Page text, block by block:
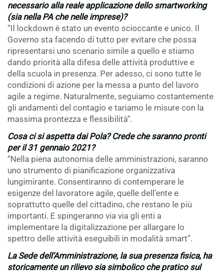
necessario alla reale applicazione dello smartworking
(sia nella PA che nelle imprese)?
“Il lockdown è stato un evento scioccante e unico. Il
Governo sta facendo di tutto per evitare che possa
ripresentarsi uno scenario simile a quello e stiamo
dando priorità alla difesa delle attività produttive e
della scuola in presenza. Per adesso, ci sono tutte le
condizioni di azione per la messa a punto del lavoro
agile a regime. Naturalmente, seguiamo costantemente
gli andamenti del contagio e tariamo le misure con la
massima prontezza e flessibilità”.
Cosa ci si aspetta dai Pola? Crede che saranno pronti
per il 31 gennaio 2021?
“Nella piena autonomia delle amministrazioni, saranno
uno strumento di pianificazione organizzativa
lungimirante. Consentiranno di contemperare le
esigenze del lavoratore agile, quelle dell’ente e
soprattutto quelle del cittadino, che restano le più
importanti. E spingeranno via via gli enti a
implementare la digitalizzazione per allargare lo
spettro delle attività eseguibili in modalità smart”.
La Sede dell’Amministrazione, la sua presenza fisica, ha
storicamente un rilievo sia simbolico che pratico sul